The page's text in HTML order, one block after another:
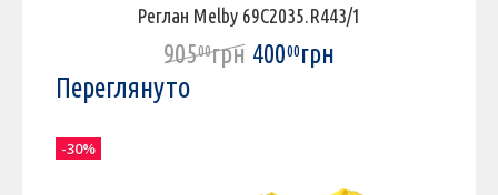
Реглан Melby 69C2035.R443/1
90500грн 40000грн
Переглянуто
-30%